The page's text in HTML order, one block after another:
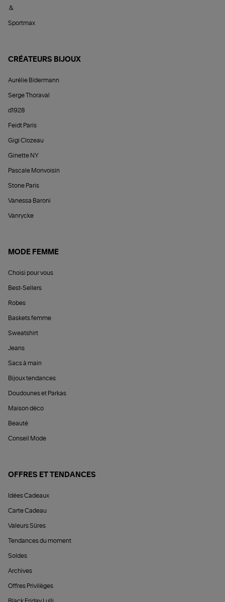
&
Sportmax
CRÉATEURS BIJOUX
Aurélie Bidermann
Serge Thoraval
d1928
Feidt Paris
Gigi Clozeau
Ginette NY
Pascale Monvoisin
Stone Paris
Vanessa Baroni
Vanrycke
MODE FEMME
Choisi pour vous
Best-Sellers
Robes
Baskets femme
Sweatshirt
Jeans
Sacs à main
Bijoux tendances
Doudounes et Parkas
Maison déco
Beauté
Conseil Mode
OFFRES ET TENDANCES
Idées Cadeaux
Carte Cadeau
Valeurs Sûres
Tendances du moment
Soldes
Archives
Offres Privilèges